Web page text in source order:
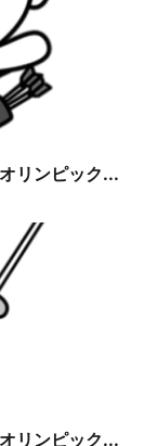
リンピック...
リンピック...